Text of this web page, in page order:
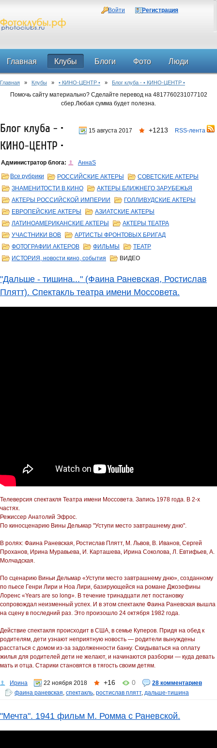
Войти Регистрация
Главная Клубы Блоги Фото Люди
Форум
Главная » Клубы » • КИНО-ЦЕНТР • » Блог клуба - • КИНО-ЦЕНТР •
Помочь сайту материально? Сделайте перевод на 4817760231077102
сбер.Любая сумма будет полезна.
15 августа 2017 +1213 RSS-лента
Блог клуба - •
КИНО-ЦЕНТР •
Администратор блога:
АннаS
Все рубрики
РОССИЙСКИЕ АКТЕРЫ
СОВЕТСКИЕ АКТЕРЫ
ЗНАМЕНИТОСТИ В КИНО
АКТЕРЫ БЛИЖНЕГО ЗАРУБЕЖЬЯ
АКТЕРЫ РОССИЙСКОЙ ИМПЕРИИ
ГОЛЛИВУДСКИЕ АКТЕРЫ
ЕВРОПЕЙСКИЕ АКТЕРЫ
АЗИАТСКИЕ АКТЕРЫ
ЛАТИНОАМЕРИКАНСКИЕ АКТЕРЫ
АКТЕРЫ ТЕАТРА
УЧАСТНИКИ ВОВ
АРТИСТЫ ФРОНТОВЫХ БРИГАД
ФОТОГРАФИИ АКТЕРОВ
ФИЛЬМЫ
ТЕАТР
ИСТОРИЯ, новости кино, события
ВИДЕО
"Дальше - тишина..." (Фаина Раневская, Ростислав
Плятт). Спектакль театра имени Моссовета.
Телеверсия спектакля Театра имени Моссовета. Запись 1978 года. В 2-х
частях.
Режиссер Анатолий Эфрос.
По киносценарию Вины Дельмар "Уступи место завтрашнему дню".
В ролях: Фаина Раневская, Ростислав Плятт, М. Львов, В. Иванов, Сергей
Проханов, Ирина Муравьева, И. Карташева, Ирина Соколова, Л. Евтифьев, А.
Молчадская.
По сценарию Виньи Дельмар «Уступи место завтрашнему дню», созданному
по пьесе Генри Лири и Ноа Лири, базирующейся на романе Джозефины
Лоренс «Years are so long». В течение тринадцати лет постановку
сопровождал неизменный успех. И в этом спектакле Фаина Раневская вышла
на сцену в последний раз. Это произошло 24 октября 1982 года.
Действие спектакля происходит в США, в семье Куперов. Придя на обед к
родителям, дети узнают неприятную новость — родители вынуждены
расстаться с домом из-за задолженности банку. Скидываться на оплату
жилья для родителей дети не желают, и начинаются разборки — куда девать
мать и отца. Старики становятся в тягость своим детям.
Ирина 22 ноября 2018 +16 0
28 комментариев
фаина раневская, спектакль, ростислав плятт, дальше-тишина
"Мечта". 1941 фильм М. Ромма с Раневской.